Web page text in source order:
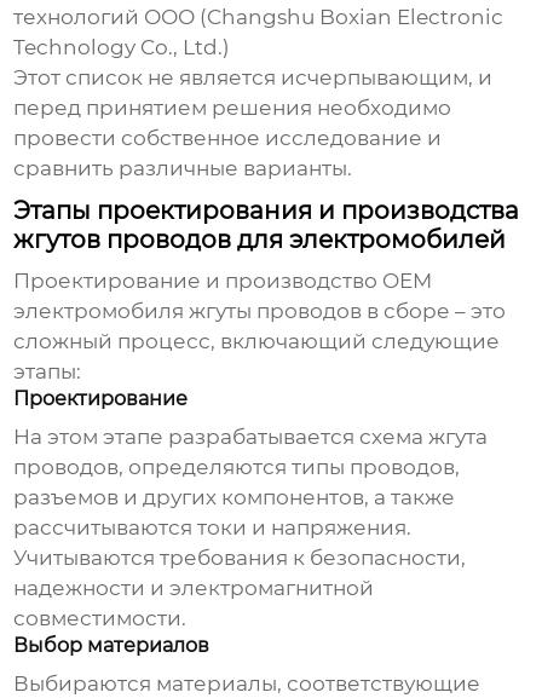
технологий ООО (Changshu Boxian Electronic
Technology Co., Ltd.)
Этот список не является исчерпывающим, и
перед принятием решения необходимо
провести собственное исследование и
сравнить различные варианты.
Этапы проектирования и производства
жгутов проводов для электромобилей
Проектирование и производство OEM
электромобиля жгуты проводов в сборе – это
сложный процесс, включающий следующие
этапы:
Проектирование
На этом этапе разрабатывается схема жгута
проводов, определяются типы проводов,
разъемов и других компонентов, а также
рассчитываются токи и напряжения.
Учитываются требования к безопасности,
надежности и электромагнитной
совместимости.
Выбор материалов
Выбираются материалы, соответствующие